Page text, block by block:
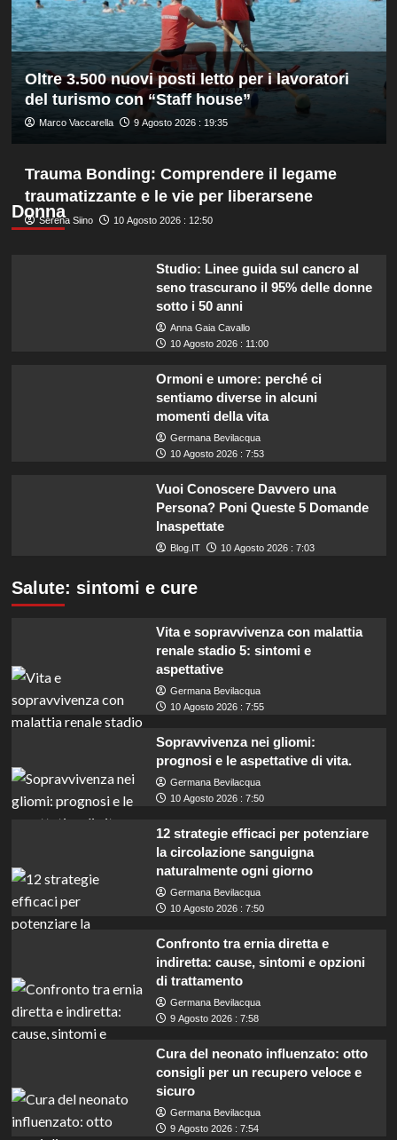
2-
1
Oltre 3.500 nuovi posti letto per i lavoratori
del turismo con “Staff house”
Marco Vaccarella 9 Agosto 2026 : 19:35
Donna
Trauma Bonding: Comprendere il legame
traumatizzante e le vie per liberarsene
Serena Siino 10 Agosto 2026 : 12:50
Studio: Linee guida sul cancro al
seno trascurano il 95% delle donne
sotto i 50 anni
Anna Gaia Cavallo
10 Agosto 2026 : 11:00
Ormoni e umore: perché ci
sentiamo diverse in alcuni
momenti della vita
Germana Bevilacqua
10 Agosto 2026 : 7:53
Vuoi Conoscere Davvero una
Persona? Poni Queste 5 Domande
Inaspettate
Blog.IT 10 Agosto 2026 : 7:03
Salute: sintomi e cure
Vita e sopravvivenza con malattia
renale stadio 5: sintomi e
aspettative
Germana Bevilacqua
10 Agosto 2026 : 7:55
Sopravvivenza nei gliomi:
prognosi e le aspettative di vita.
Germana Bevilacqua
10 Agosto 2026 : 7:50
12 strategie efficaci per potenziare
la circolazione sanguigna
naturalmente ogni giorno
Germana Bevilacqua
10 Agosto 2026 : 7:50
Confronto tra ernia diretta e
indiretta: cause, sintomi e opzioni
di trattamento
Germana Bevilacqua
9 Agosto 2026 : 7:58
Cura del neonato influenzato: otto
consigli per un recupero veloce e
sicuro
Germana Bevilacqua
9 Agosto 2026 : 7:54